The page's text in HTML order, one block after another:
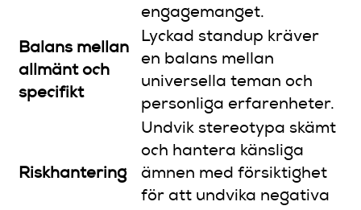
engagemanget.
Balans mellan
allmänt och
specifikt
Lyckad standup kräver
en balans mellan
universella teman och
personliga erfarenheter.
Riskhantering
Undvik stereotypa skämt
och hantera känsliga
ämnen med försiktighet
för att undvika negativa